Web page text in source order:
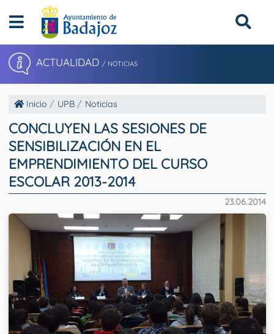
ACTUALIDAD / NOTICIAS
Inicio UPB Noticias
CONCLUYEN LAS SESIONES DE
SENSIBILIZACIÓN EN EL
EMPRENDIMIENTO DEL CURSO
ESCOLAR 2013-2014
23.06.2014